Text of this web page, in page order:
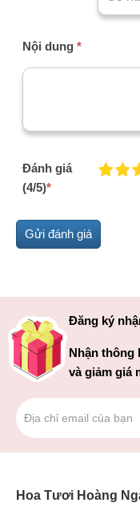
Nội dung *
Đánh giá
(4/5)*
Đăng ký
Nhận thông
và giảm giá
Hoa Tươi Hoàng